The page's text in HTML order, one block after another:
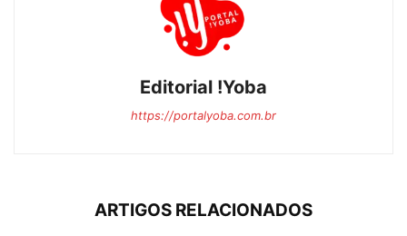
Editorial !Yoba
https://portalyoba.com.br
ARTIGOS RELACIONADOS